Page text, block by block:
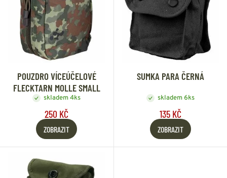
POUZDRO VÍCEÚČELOVÉ
FLECKTARN MOLLE SMALL
skladem 4ks
250 KČ
ZOBRAZIT
SUMKA PARA ČERNÁ
skladem 6ks
135 KČ
ZOBRAZIT